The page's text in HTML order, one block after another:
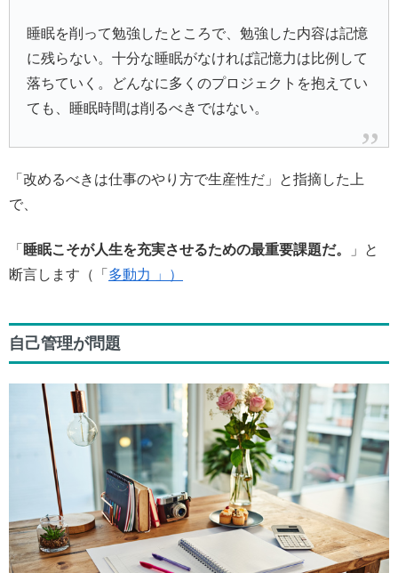
睡眠を削って勉強したところで、勉強した内容は記憶
に残らない。十分な睡眠がなければ記憶力は比例して
落ちていく。どんなに多くのプロジェクトを抱えてい
ても、睡眠時間は削るべきではない。
「改めるべきは仕事のやり方で生産性だ」と指摘した上
で、
「 睡眠こそが人生を充実させるための最重要課題だ。
」と
断言します（「 多動力 」）
自己管理が問題